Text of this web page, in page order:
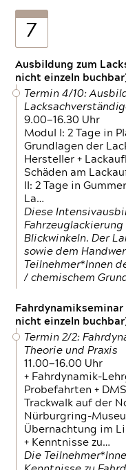
7
Ausbildung zum
nicht einzeln
Termin 4/10:
9.00—16.30 Uhr
Modul I: 2 Tage in
Grundlagen der
Hersteller +
Schäden am
II: 2 Tage in
La…
Diese
Blickwinkeln. Der
sowie dem
Teilnehmer*Innen
/ chemischem
nicht einzeln
Termin 2/2:
Theorie und Praxis
11.00—16.00 Uhr
+ Fahrdynamik-
Probefahrten +
Trackwalk auf der
Nürburgring-
Übernachtung im
+ Kenntnisse zu…
Die